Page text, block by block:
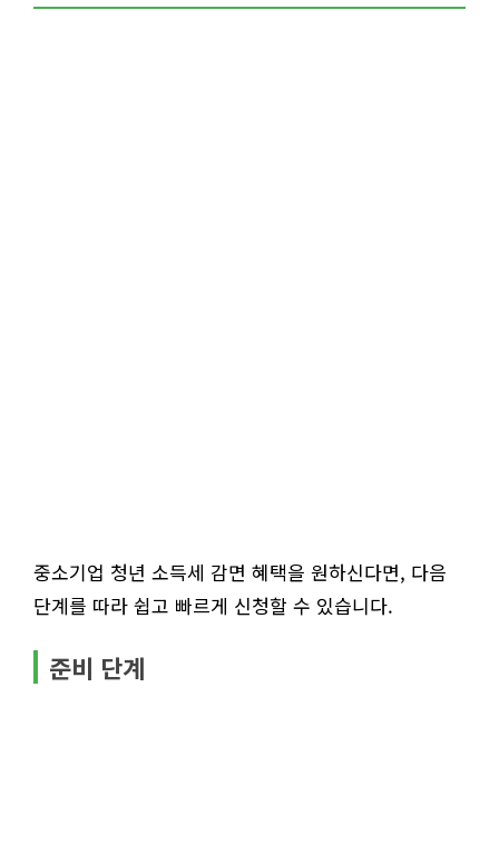
중소기업 청년 소득세 감면 혜택을 원하신다면, 다음
단계를 따라 쉽고 빠르게 신청할 수 있습니다.
준비 단계